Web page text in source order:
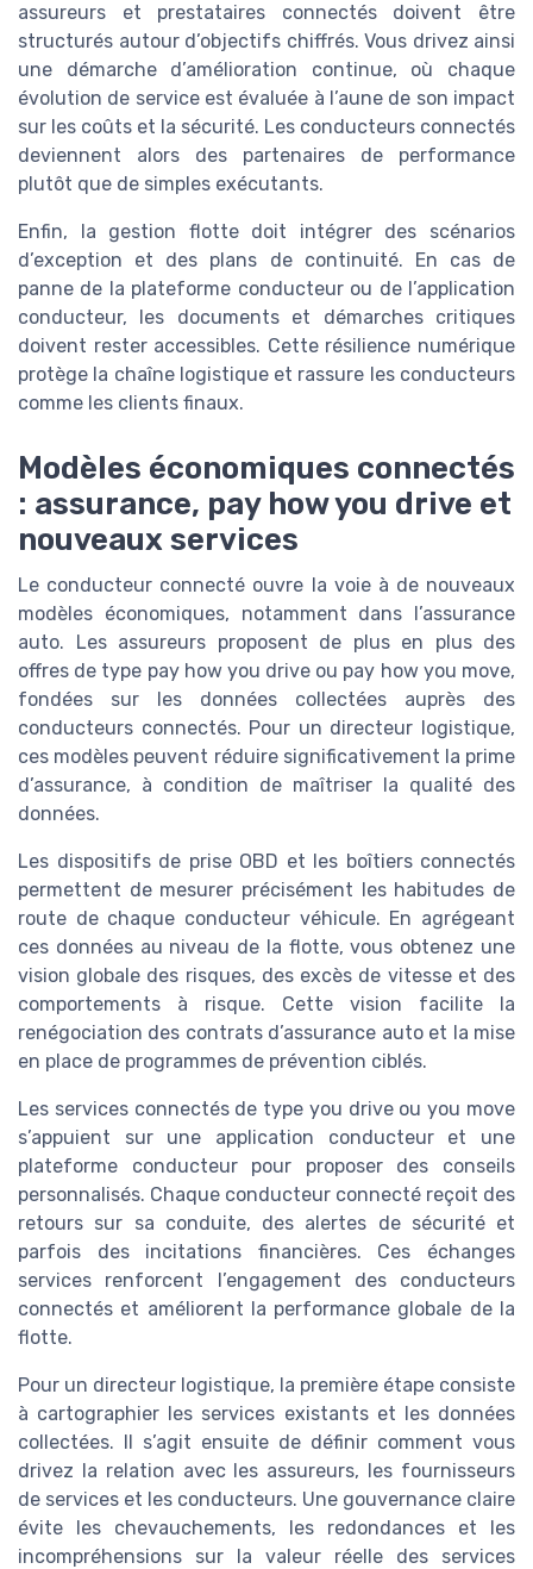
assureurs et prestataires connectés doivent être
structurés autour d’objectifs chiffrés. Vous drivez ainsi
une démarche d’amélioration continue, où chaque
évolution de service est évaluée à l’aune de son impact
sur les coûts et la sécurité. Les conducteurs connectés
deviennent alors des partenaires de performance
plutôt que de simples exécutants.
Enfin, la gestion flotte doit intégrer des scénarios
d’exception et des plans de continuité. En cas de
panne de la plateforme conducteur ou de l’application
conducteur, les documents et démarches critiques
doivent rester accessibles. Cette résilience numérique
protège la chaîne logistique et rassure les conducteurs
comme les clients finaux.
Modèles économiques connectés
: assurance, pay how you drive et
nouveaux services
Le conducteur connecté ouvre la voie à de nouveaux
modèles économiques, notamment dans l’assurance
auto. Les assureurs proposent de plus en plus des
offres de type pay how you drive ou pay how you move,
fondées sur les données collectées auprès des
conducteurs connectés. Pour un directeur logistique,
ces modèles peuvent réduire significativement la prime
d’assurance, à condition de maîtriser la qualité des
données.
Les dispositifs de prise OBD et les boîtiers connectés
permettent de mesurer précisément les habitudes de
route de chaque conducteur véhicule. En agrégeant
ces données au niveau de la flotte, vous obtenez une
vision globale des risques, des excès de vitesse et des
comportements à risque. Cette vision facilite la
renégociation des contrats d’assurance auto et la mise
en place de programmes de prévention ciblés.
Les services connectés de type you drive ou you move
s’appuient sur une application conducteur et une
plateforme conducteur pour proposer des conseils
personnalisés. Chaque conducteur connecté reçoit des
retours sur sa conduite, des alertes de sécurité et
parfois des incitations financières. Ces échanges
services renforcent l’engagement des conducteurs
connectés et améliorent la performance globale de la
flotte.
Pour un directeur logistique, la première étape consiste
à cartographier les services existants et les données
collectées. Il s’agit ensuite de définir comment vous
drivez la relation avec les assureurs, les fournisseurs
de services et les conducteurs. Une gouvernance claire
évite les chevauchements, les redondances et les
incompréhensions sur la valeur réelle des services